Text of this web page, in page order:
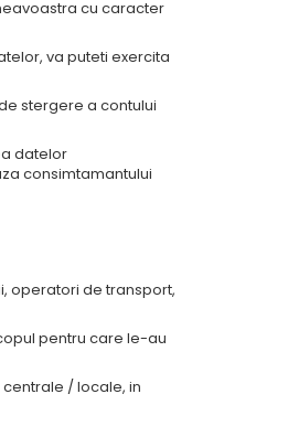
cu caracter
va puteti exercita
stergere a contului
datelor
consimtamantului
operatori de transport,
pentru care le-au
/ locale, in